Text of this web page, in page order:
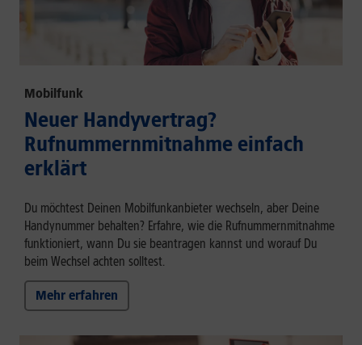
Mobilfunk
Neuer Handyvertrag?
Rufnummernmitnahme einfach
erklärt
Du möchtest Deinen Mobilfunkanbieter wechseln, aber Deine
Handynummer behalten? Erfahre, wie die Rufnummernmitnahme
funktioniert, wann Du sie beantragen kannst und worauf Du
beim Wechsel achten solltest.
Mehr erfahren